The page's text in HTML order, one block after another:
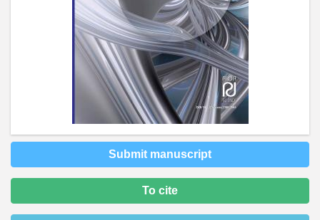
Submit manuscript
To cite